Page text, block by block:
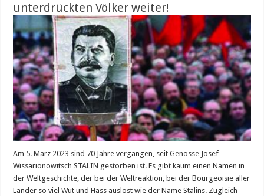
unterdrückten Völker weiter!
Am 5. März 2023 sind 70 Jahre vergangen, seit Genosse Josef
Wissarionowitsch STALIN gestorben ist. Es gibt kaum einen Namen in
der Weltgeschichte, der bei der Weltreaktion, bei der Bourgeoisie aller
Länder so viel Wut und Hass auslöst wie der Name Stalins. Zugleich